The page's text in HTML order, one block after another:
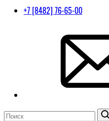
+7 [8482] 76-65-00